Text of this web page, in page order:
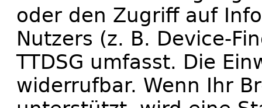
oder den Zugriff auf
Nutzers (z. B. Device-
TTDSG umfasst. Die
widerrufbar. Wenn Ihr